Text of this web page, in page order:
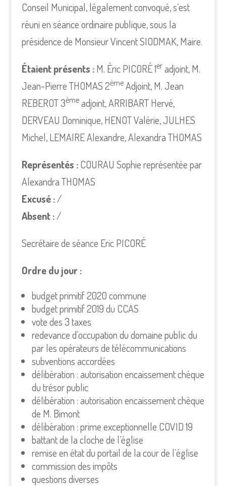
Conseil Municipal, légalement convoqué, s’est
réuni en séance ordinaire publique, sous la
présidence de Monsieur Vincent SIODMAK, Maire.
Étaient présents :M. Éric PICORÉ 1eradjoint, M.
Jean-Pierre THOMAS 2èmeAdjoint, M. Jean
REBEROT 3èmeadjoint, ARRIBART Hervé,
DERVEAU Dominique, HENOT Valérie, JULHES
Michel, LEMAIRE Alexandre, Alexandra THOMAS
Représentés :COURAU Sophie représentée par
Alexandra THOMAS
Excusé :/
Absent :/
Secrétaire de séance Eric PICORÉ
Ordre du jour :
budget primitif 2020 commune
budget primitif 2019 du CCAS
vote des 3 taxes
redevance d’occupation du domaine public du
par les opérateurs de télécommunications
subventions accordées
délibération : autorisation encaissement chèque
du trésor public
délibération : autorisation encaissement chèque
de M. Bimont
délibération : prime exceptionnelle COVID 19
battant de la cloche de l’église
remise en état du portail de la cour de l’église
commission des impôts
questions diverses